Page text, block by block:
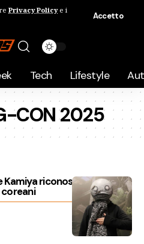
Privacy Policye i
Accetto
Tech Lifestyle
CON 2025
Kamiya riconoscono il